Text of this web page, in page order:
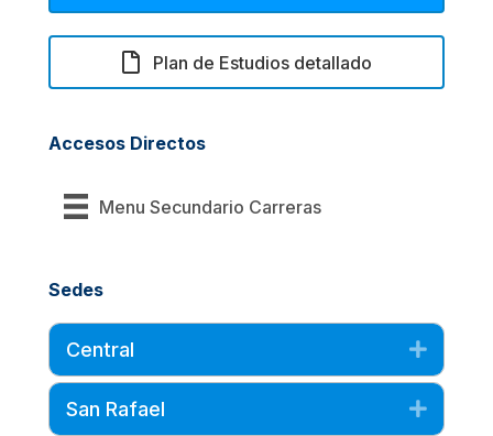
Plan de Estudios detallado
Accesos Directos
Menu Secundario Carreras
Sedes
Central Expand
San Rafael Expand